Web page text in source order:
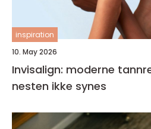
inspiration
10. May 2026
Invisalign: moderne
nesten ikke synes